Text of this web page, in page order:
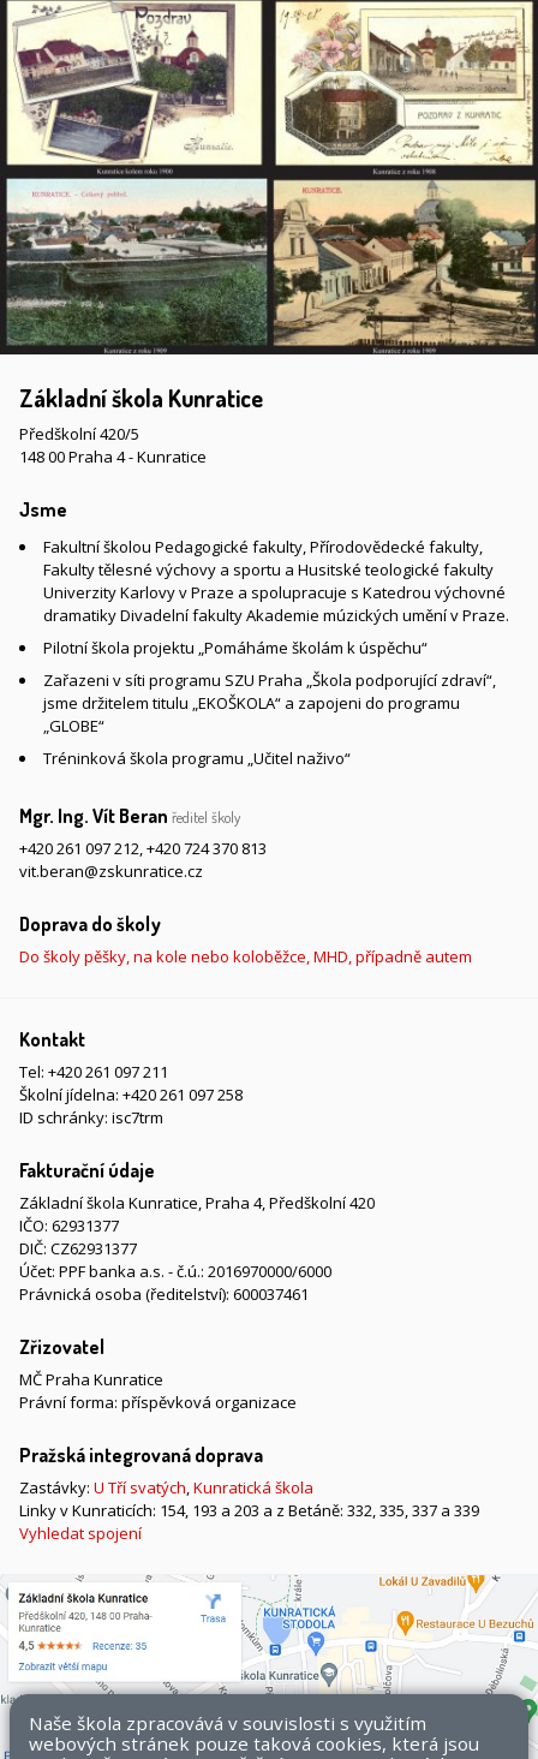
Základní škola Kunratice
Předškolní 420/5
148 00 Praha 4 - Kunratice
Jsme
Fakultní školou Pedagogické fakulty, Přírodovědecké fakulty,
Fakulty tělesné výchovy a sportu a Husitské teologické fakulty
Univerzity Karlovy v Praze a spolupracuje s Katedrou výchovné
dramatiky Divadelní fakulty Akademie múzických umění v Praze.
Pilotní škola projektu „Pomáháme školám k úspěchu“
Zařazeni v síti programu SZU Praha „Škola podporující zdraví“,
jsme držitelem titulu „EKOŠKOLA“ a zapojeni do programu
„GLOBE“
Tréninková škola programu „Učitel naživo“
Mgr. Ing. Vít Beran ředitel školy
+420 261 097 212,+420 724 370 813
vit.beran@zskunratice.cz
Doprava do školy
Do školy pěšky, na kole nebo koloběžce, MHD, případně autem
Kontakt
Tel: +420 261 097 211
Školní jídelna: +420 261 097 258
ID schránky: isc7trm
Fakturační údaje
Základní škola Kunratice, Praha 4, Předškolní 420
IČO: 62931377
DIČ: CZ62931377
Účet: PPF banka a.s. - č.ú.: 2016970000/6000
Právnická osoba (ředitelství): 600037461
Zřizovatel
MČ Praha Kunratice
Právní forma: příspěvková organizace
Pražská integrovaná doprava
Zastávky: U Tří svatých,Kunratická škola
Linky v Kunraticích: 154, 193 a 203 a z Betáně: 332, 335, 337 a 339
Vyhledat spojení
Naše škola zpracovává v souvislosti s využitím
webových stránek pouze taková cookies, která jsou